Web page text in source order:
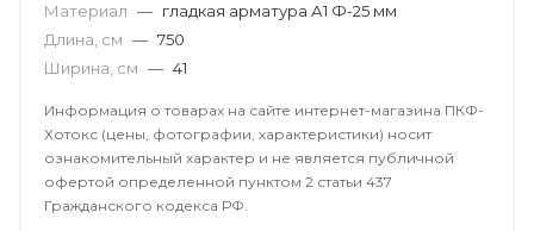
Материал — гладкая арматура А1 Ф-25 мм
Длина, см — 750
Ширина, см — 41
Информация о товарах на сайте интернет-магазина ПКФ-
Хотокс (цены, фотографии, характеристики) носит
ознакомительный характер и не является публичной
офертой определенной пунктом 2 статьи 437
Гражданского кодекса РФ.